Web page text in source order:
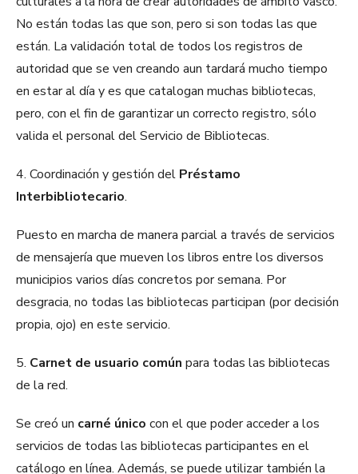
No están todas las que son, pero si son todas las que
están. La validación total de todos los registros de
autoridad que se ven creando aun tardará mucho tiempo
en estar al día y es que catalogan muchas bibliotecas,
pero, con el fin de garantizar un correcto registro, sólo
valida el personal del Servicio de Bibliotecas.
4. Coordinación y gestión del Préstamo
Interbibliotecario.
Puesto en marcha de manera parcial a través de servicios
de mensajería que mueven los libros entre los diversos
municipios varios días concretos por semana. Por
desgracia, no todas las bibliotecas participan (por decisión
propia, ojo) en este servicio.
5. Carnet de usuario común para todas las bibliotecas
de la red.
Se creó un carné único con el que poder acceder a los
servicios de todas las bibliotecas participantes en el
catálogo en línea. Además, se puede utilizar también la